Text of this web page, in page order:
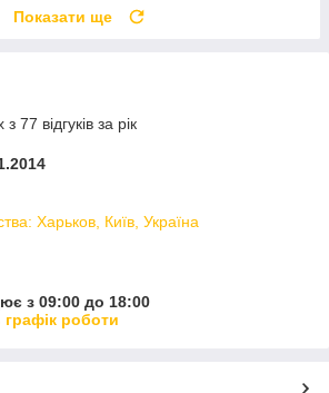
Показати ще
77 відгуків за рік
Харьков, Київ, Україна
з 09:00 до 18:00
роботи